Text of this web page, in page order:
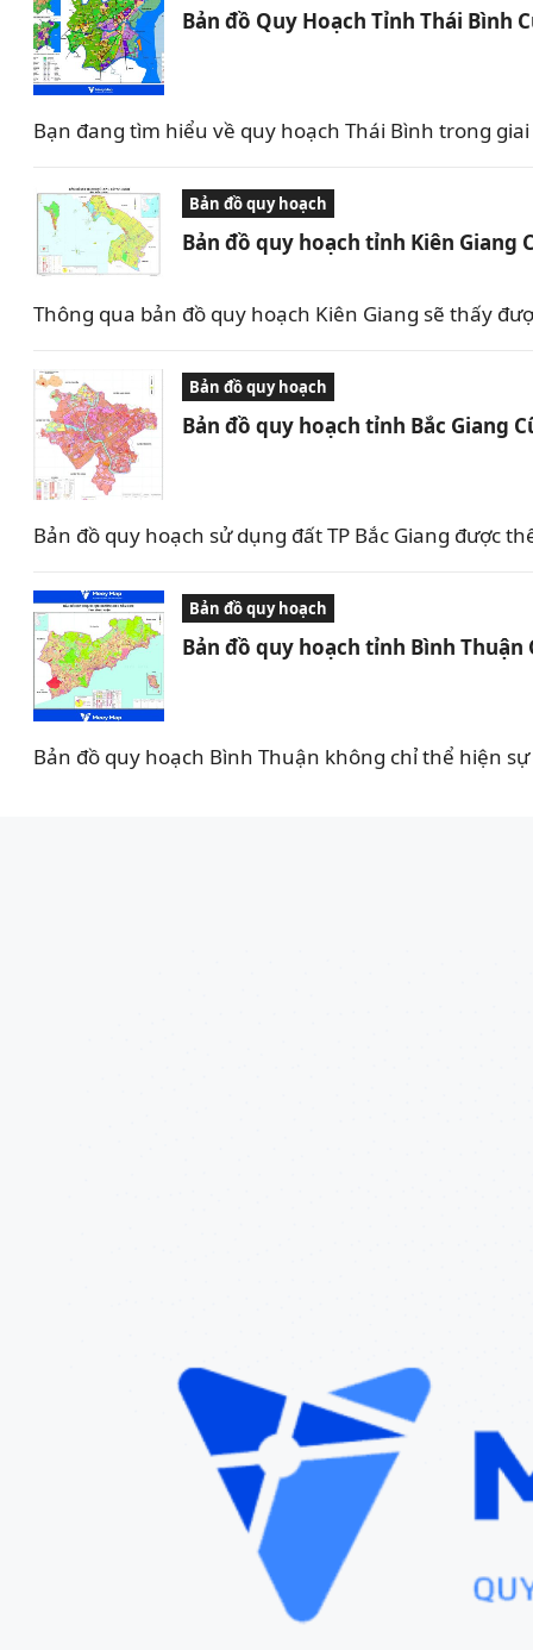
Bản đồ Quy Hoạch Tỉnh Thái Bình
Bạn đang tìm hiểu về quy hoạch Thái Bình trong
Bản đồ quy hoạch
Bản đồ quy hoạch tỉnh Kiên Giang
Thông qua bản đồ quy hoạch Kiên Giang sẽ thấy
Bản đồ quy hoạch
Bản đồ quy hoạch tỉnh Bắc Giang
Bản đồ quy hoạch sử dụng đất TP Bắc Giang được
Bản đồ quy hoạch
Bản đồ quy hoạch tỉnh Bình Thuận
Bản đồ quy hoạch Bình Thuận không chỉ thể hiện